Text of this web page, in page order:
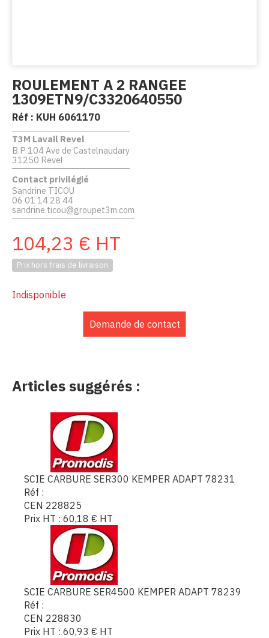
ROULEMENT A 2 RANGEE
1309ETN9/C3320640550
Réf : KUH 6061170
T3M Lavail Revel
B.P 104 Ave de Castelnaudary
31250 Revel
Contact privilégié
Sandrine TICOU
06 01 14 28 44
sandrine.ticou@groupet3m.com
104,23 € HT
Prix hors frais de livraison
Indisponible
Demande de contact
Articles suggérés :
SCIE CARBURE SER300 KEMPER ADAPT 78231
Réf :
CEN 228825
Prix HT : 60,18 € HT
SCIE CARBURE SER4500 KEMPER ADAPT 78239
Réf :
CEN 228830
Prix HT : 60,93 € HT